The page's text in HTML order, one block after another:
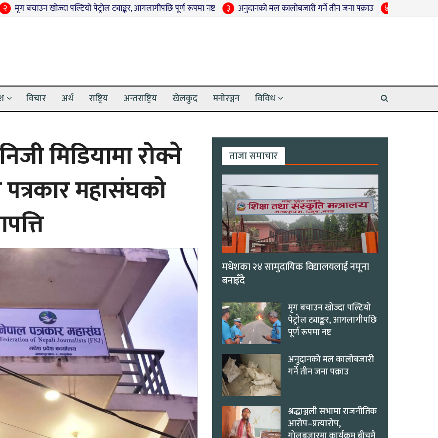
पल्टियो पेट्रोल ट्याङ्कर, आगलागीपछि पूर्ण रूपमा नष्ट ३ अनुदानको मल कालोबजारी गर्ने तीन जना पक्राउ ४ श्रद्धाञ्जली सभामा राजनीतिक
विचार अर्थ राष्ट्रिय अन्तराष्ट्रिय खेलकुद मनोरञ्जन विविध
मिडियामा रोक्ने
महासंघको
ताजा समाचार
मधेशका २४ सामुदायिक विद्यालयलाई नमूना
बनाइँदै
मृग बचाउन खोज्दा पल्टियो
पेट्रोल ट्याङ्कर, आगलागीपछि
पूर्ण रूपमा नष्ट
अनुदानको मल कालोबजारी
गर्ने तीन जना पक्राउ
श्रद्धाञ्जली सभामा राजनीतिक
आरोप–प्रत्यारोप,